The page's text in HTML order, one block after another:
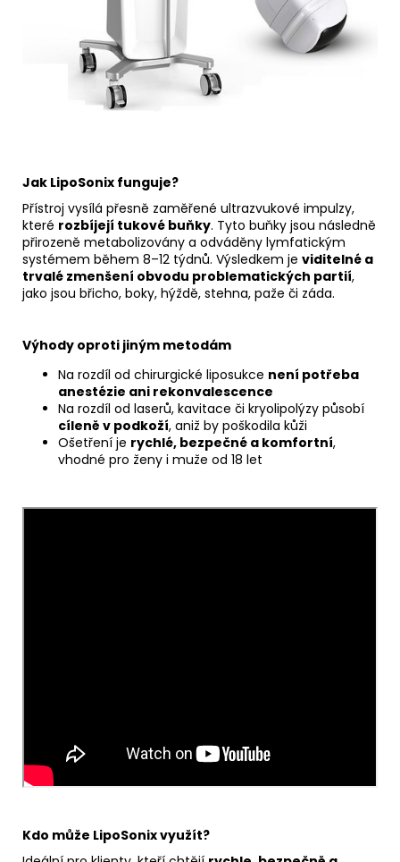
Jak LipoSonix funguje?
Přístroj vysílá přesně zaměřené ultrazvukové impulzy,
které rozbíjejí tukové buňky. Tyto buňky jsou následně
přirozeně metabolizovány a odváděny lymfatickým
systémem během 8–12 týdnů. Výsledkem je viditelné a
trvalé zmenšení obvodu problematických partií,
jako jsou břicho, boky, hýždě, stehna, paže či záda.
Výhody oproti jiným metodám
Na rozdíl od chirurgické liposukce není potřeba
anestézie ani rekonvalescence
Na rozdíl od laserů, kavitace či kryolipolýzy působí
cíleně v podkoží, aniž by poškodila kůži
Ošetření je rychlé, bezpečné a komfortní,
vhodné pro ženy i muže od 18 let
Kdo může LipoSonix využít?